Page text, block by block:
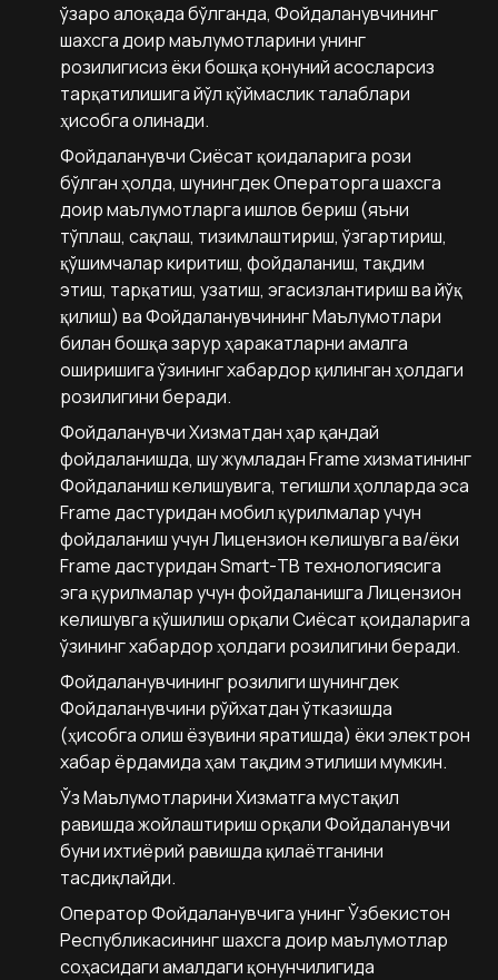
ўзаро алоқада бўлганда, Фойдаланувчининг
шахсга доир маълумотларини унинг
розилигисиз ёки бошқа қонуний асосларсиз
тарқатилишига йўл қўймаслик талаблари
ҳисобга олинади.
Фойдаланувчи Сиёсат қоидаларига рози
бўлган ҳолда, шунингдек Операторга шахсга
доир маълумотларга ишлов бериш (яъни
тўплаш, сақлаш, тизимлаштириш, ўзгартириш,
қўшимчалар киритиш, фойдаланиш, тақдим
этиш, тарқатиш, узатиш, эгасизлантириш ва йўқ
қилиш) ва Фойдаланувчининг Маълумотлари
билан бошқа зарур ҳаракатларни амалга
оширишига ўзининг хабардор қилинган ҳолдаги
розилигини беради.
Фойдаланувчи Хизматдан ҳар қандай
фойдаланишда, шу жумладан Frame хизматининг
Фойдаланиш келишувига, тегишли ҳолларда эса
Frame дастуридан мобил қурилмалар учун
фойдаланиш учун Лицензион келишувга ва/ёки
Frame дастуридан Smart-ТВ технологиясига
эга қурилмалар учун фойдаланишга Лицензион
келишувга қўшилиш орқали Сиёсат қоидаларига
ўзининг хабардор ҳолдаги розилигини беради.
Фойдаланувчининг розилиги шунингдек
Фойдаланувчини рўйхатдан ўтказишда
(ҳисобга олиш ёзувини яратишда) ёки электрон
хабар ёрдамида ҳам тақдим этилиши мумкин.
Ўз Маълумотларини Хизматга мустақил
равишда жойлаштириш орқали Фойдаланувчи
буни ихтиёрий равишда қилаётганини
тасдиқлайди.
Оператор Фойдаланувчига унинг Ўзбекистон
Республикасининг шахсга доир маълумотлар
соҳасидаги амалдаги қонунчилигида